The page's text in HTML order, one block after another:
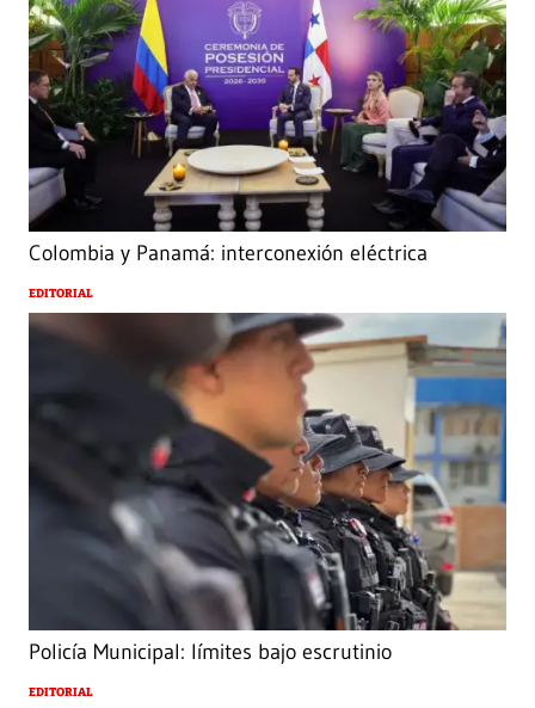
Colombia y Panamá: interconexión eléctrica
EDITORIAL
Policía Municipal: límites bajo escrutinio
EDITORIAL